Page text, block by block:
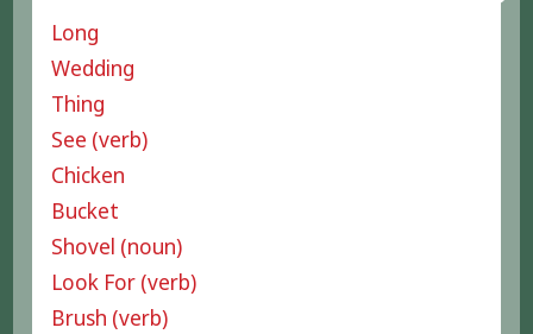
Long
Wedding
Thing
See (verb)
Chicken
Bucket
Shovel (noun)
Look For (verb)
Brush (verb)